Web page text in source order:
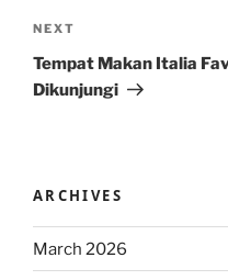
Next
Post
NEXT
Tempat Makan Italia
Dikunjungi
ARCHIVES
March 2026